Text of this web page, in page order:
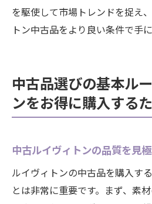
を駆使して市場トレンドを捉え
トン中古品をより良い条件で手
中古品選びの基本ル
ンをお得に購入する
中古ルイヴィトンの品質を見
ルイヴィトンの中古品を購入す
とは非常に重要です。まず、素